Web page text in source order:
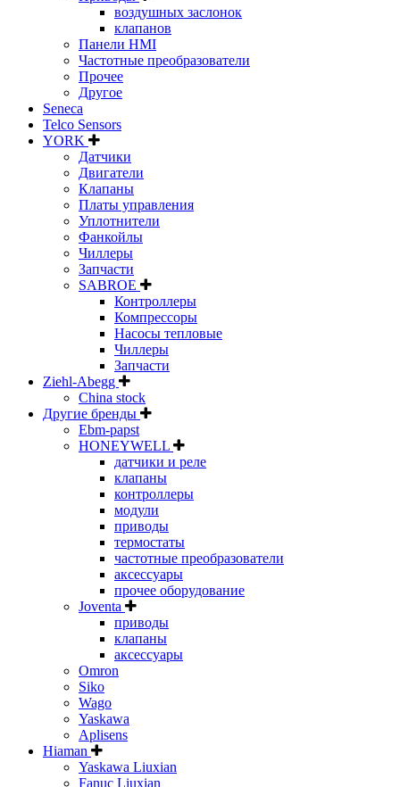
воздушных заслонок
клапанов
Панели HMI
Частотные преобразователи
Прочее
Другое
Seneca
Telco Sensors
YORK
Датчики
Двигатели
Клапаны
Платы управления
Уплотнители
Фанкойлы
Чиллеры
Запчасти
SABROE
Контроллеры
Компрессоры
Насосы тепловые
Чиллеры
Запчасти
Ziehl-Abegg
China stock
Другие бренды
Ebm-papst
HONEYWELL
датчики и реле
клапаны
контроллеры
модули
приводы
термостаты
частотные преобразователи
аксессуары
прочее оборудование
Joventa
приводы
клапаны
аксессуары
Omron
Siko
Wago
Yaskawa
Aplisens
Hiaman
Yaskawa Liuxian
Fanuc Liuxian